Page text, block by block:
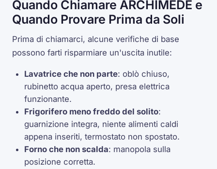
Quando Chiamare ARCHIMEDE e
Quando Provare Prima da Soli
Prima di chiamarci, alcune verifiche di base
possono farti risparmiare un'uscita inutile:
Lavatrice che non parte: oblò chiuso,
rubinetto acqua aperto, presa elettrica
funzionante.
Frigorifero meno freddo del solito:
guarnizione integra, niente alimenti caldi
appena inseriti,termostato non spostato.
Forno che non scalda: manopola sulla
posizione corretta.